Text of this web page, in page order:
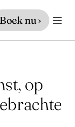
op
Boek nu ›